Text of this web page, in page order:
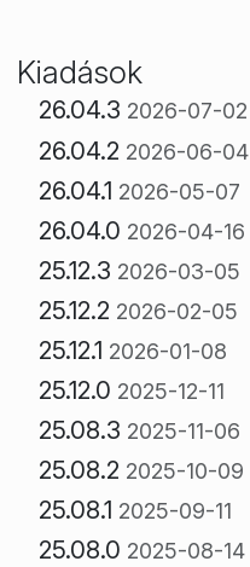
Kiadások
26.04.3 2026-07-02
26.04.2 2026-06-04
26.04.1 2026-05-07
26.04.0 2026-04-16
25.12.3 2026-03-05
25.12.2 2026-02-05
25.12.1 2026-01-08
25.12.0 2025-12-11
25.08.3 2025-11-06
25.08.2 2025-10-09
25.08.1 2025-09-11
25.08.0 2025-08-14